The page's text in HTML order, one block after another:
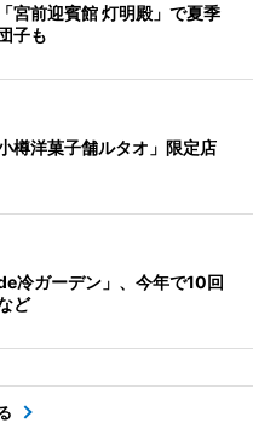
宮前迎賓館 灯明殿」で夏季
子も
樽洋菓子舗ルタオ」限定店
冷ガーデン」、今年で10回
ど